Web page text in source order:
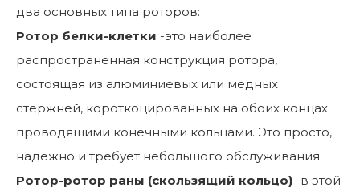
два основных типа роторов:
Ротор белки-клетки -это наиболее
распространенная конструкция ротора,
состоящая из алюминиевых или медных
стержней, короткоцированных на обоих концах
проводящими конечными кольцами. Это просто,
надежно и требует небольшого обслуживания.
Ротор-ротор раны (скользящий кольцо) -в этой